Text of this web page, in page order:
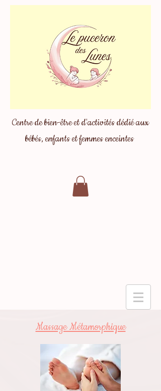
Centre de bien-être et d'activités dédié aux
bébés, enfants et femmes enceintes
Massage Métamorphique